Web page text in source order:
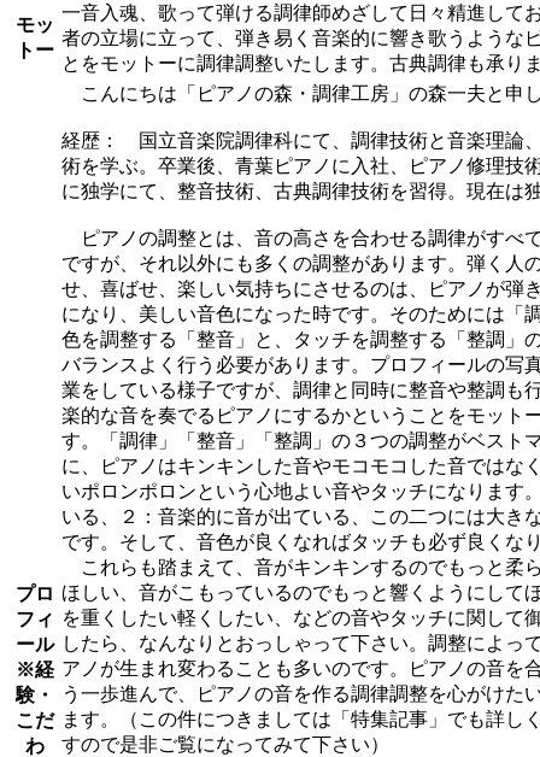
モッ
トー
一音入魂、歌って弾ける調律師めざして日々精進して
者の立場に立って、弾き易く音楽的に響き歌うような
とをモットーに調律調整いたします。古典調律も承り
プロ
フィ
ール
※経
験・
こだ
わ
こんにちは「ピアノの森・調律工房」の森一夫と申
経歴： 国立音楽院調律科にて、調律技術と音楽理論
術を学ぶ。卒業後、青葉ピアノに入社、ピアノ修理技
に独学にて、整音技術、古典調律技術を習得。現在は
ピアノの調整とは、音の高さを合わせる調律がすべ
ですが、それ以外にも多くの調整があります。弾く人
せ、喜ばせ、楽しい気持ちにさせるのは、ピアノが弾
になり、美しい音色になった時です。そのためには「
色を調整する「整音」と、タッチを調整する「整調」
バランスよく行う必要があります。プロフィールの写
業をしている様子ですが、調律と同時に整音や整調も
楽的な音を奏でるピアノにするかということをモット
す。「調律」「整音」「整調」の３つの調整がベスト
に、ピアノはキンキンした音やモコモコした音ではな
いポロンポロンという心地よい音やタッチになります
いる、２：音楽的に音が出ている、この二つには大き
です。そして、音色が良くなればタッチも必ず良くな
これらも踏まえて、音がキンキンするのでもっと柔
ほしい、音がこもっているのでもっと響くようにして
を重くしたい軽くしたい、などの音やタッチに関して
したら、なんなりとおっしゃって下さい。調整によっ
アノが生まれ変わることも多いのです。ピアノの音を
う一歩進んで、ピアノの音を作る調律調整を心がけた
ます。（この件につきましては「特集記事」でも詳し
すので是非ご覧になってみて下さい）